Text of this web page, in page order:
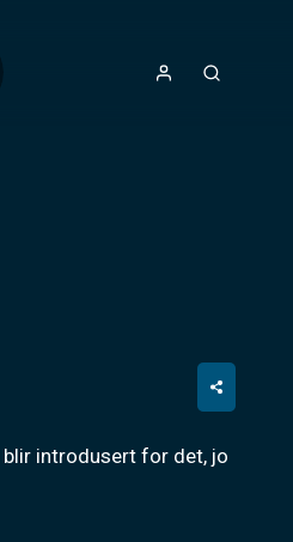
blir introdusert for det, jo